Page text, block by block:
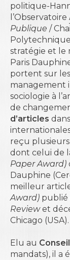
politique-
l’Observatoire
Publique /
stratégie et le
Paris
portent sur
management
sociologie à
de
d’articles
reçu plusieurs
dont celui de
Paper Award)
Dauphine
meilleur
Award) publié
Reviewet
Chicago (USA).
Elu au
mandats), il a